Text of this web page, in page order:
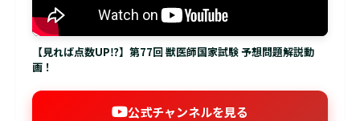
【見れば点数UP⁉】第77回 獣医師国家試験 予想問題解説動
画！
公式チャンネルを見る